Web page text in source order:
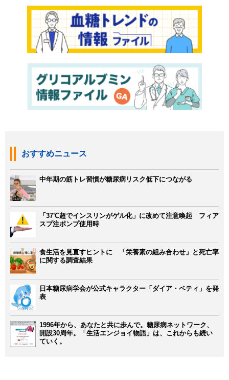
おすすめニュース
中年期の筋トレ習慣が糖尿病リスク低下につながる
「37℃超でインスリンがゲル化」に改めて注意喚起 フィア
スプ注ポンプ使用時
食生活を見直すヒントに 「栄養素の組み合わせ」と死亡率
に関する調査結果
日本糖尿病学会が公式キャラクター「ダイア・ベティ」を発
表
1996年から、あなたと共に歩んで。糖尿病ネットワーク、
開設30周年。「生活エンジョイ物語」は、これからも続い
ていく。